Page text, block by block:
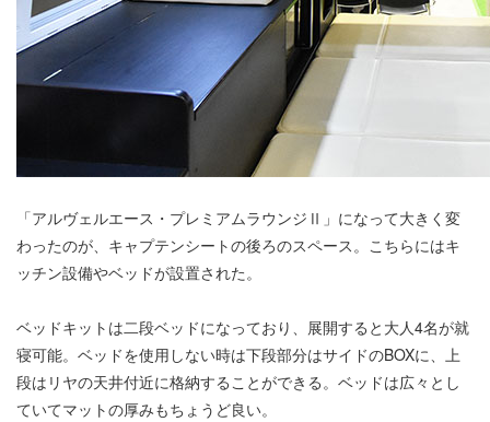
「アルヴェルエース・プレミアムラウンジⅡ」になって大きく変
わったのが、キャプテンシートの後ろのスペース。こちらにはキ
ッチン設備やベッドが設置された。
ベッドキットは二段ベッドになっており、展開すると大人4名が就
寝可能。ベッドを使用しない時は下段部分はサイドのBOXに、上
段はリヤの天井付近に格納することができる。ベッドは広々とし
ていてマットの厚みもちょうど良い。